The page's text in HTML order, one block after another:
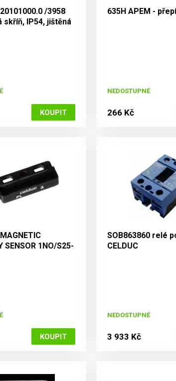
/3958
skříň, IP54, jištěná
635H APEM -
NEDOSTUPNÉ
266 Kč
SENSOR 1NO/S25-
SOB863860 relé
CELDUC
NEDOSTUPNÉ
3 933 Kč